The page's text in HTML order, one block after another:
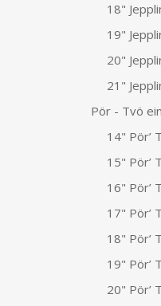
18"
19"
20"
21"
Pör - Tvö
14" Pör’
15" Pör’
16" Pör’
17" Pör’
18" Pör’
19" Pör’
20" Pör’